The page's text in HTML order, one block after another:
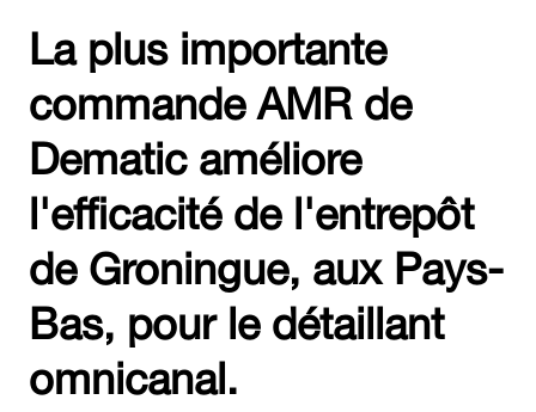
La plus importante
commande AMR de
Dematic améliore
l'efficacité de l'entrepôt
de Groningue, aux Pays-
Bas, pour le détaillant
omnicanal.